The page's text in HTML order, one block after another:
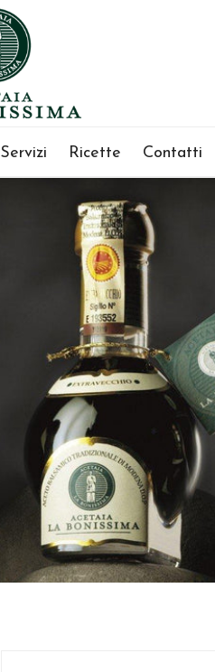
Servizi Ricette Contatti